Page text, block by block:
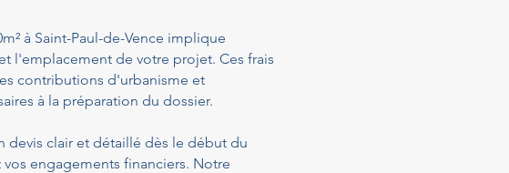
à Saint-Paul-de-Vence implique
l'emplacement de votre projet. Ces frais
contributions d'urbanisme et
à la préparation du dossier.
devis clair et détaillé dès le début du
engagements financiers. Notre